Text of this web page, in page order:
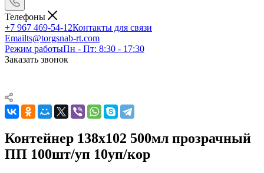
Телефоны
+7 967 469-54-12Контакты для связи
Emailts@torgsnab-rt.com
Режим работыПн - Пт: 8:30 - 17:30
Заказать звонок
Контейнер 138х102 500мл прозрачный
ПП 100шт/уп 10уп/кор